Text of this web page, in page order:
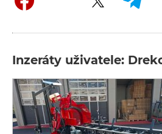
Inzeráty uživatele: